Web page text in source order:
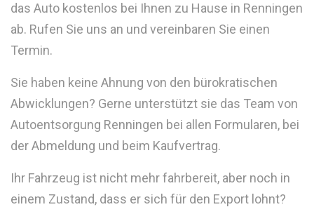
das Auto kostenlos bei Ihnen zu Hause in Renningen
ab. Rufen Sie uns an und vereinbaren Sie einen
Termin.
Sie haben keine Ahnung von den bürokratischen
Abwicklungen? Gerne unterstützt sie das Team von
Autoentsorgung Renningen bei allen Formularen, bei
der Abmeldung und beim Kaufvertrag.
Ihr Fahrzeug ist nicht mehr fahrbereit, aber noch in
einem Zustand, dass er sich für den Export lohnt?